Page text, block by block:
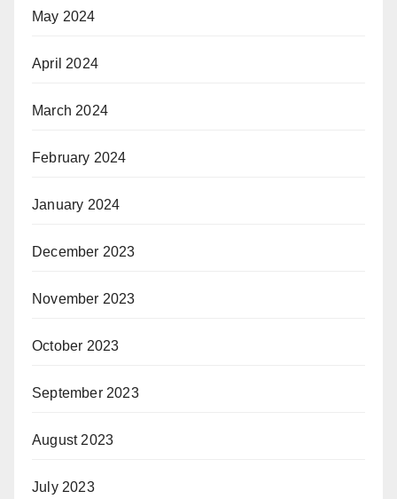
May 2024
April 2024
March 2024
February 2024
January 2024
December 2023
November 2023
October 2023
September 2023
August 2023
July 2023